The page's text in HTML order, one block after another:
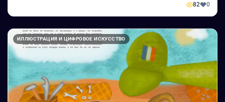
82 0
ИЛЛЮСТРАЦИЯ И ЦИФРОВОЕ ИСКУССТВО